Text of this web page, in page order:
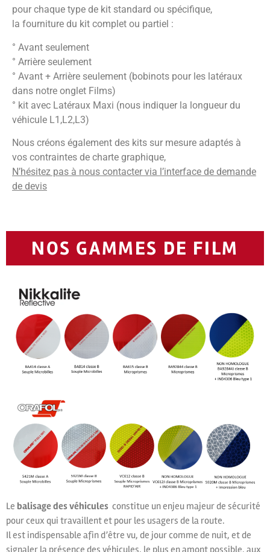
pour chaque type de kit standard ou spécifique,
la fourniture du kit complet ou partiel :
° Avant seulement
° Arrière seulement
° Avant + Arrière seulement (bobinots pour les latéraux
dans notre onglet Films)
° kit avec Latéraux Maxi (nous indiquer la longueur du
véhicule L1,L2,L3)
Nous créons également des kits sur mesure adaptés à
vos contraintes de charte graphique,
N’hésitez pas à nous contacter via l’interface de demande
de devis
NOS GAMMES DE FILM
Le balisage des véhicules constitue un enjeu majeur de sécurité
pour ceux qui travaillent et pour les usagers de la route.
Il est indispensable afin d’être vu, de jour comme de nuit, et de
signaler la présence des véhicules, le plus en amont possible, aux